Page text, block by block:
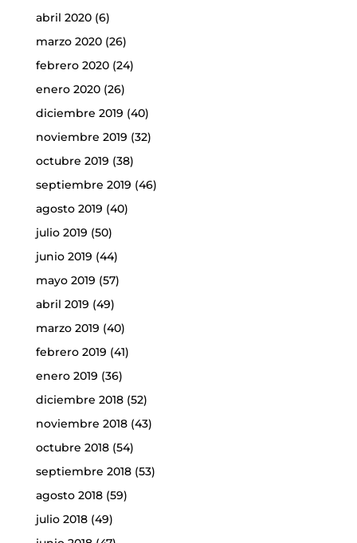
abril 2020(6)
marzo 2020(26)
febrero 2020(24)
enero 2020(26)
diciembre 2019 (40)
noviembre 2019 (32)
octubre 2019 (38)
septiembre 2019 (46)
agosto 2019 (40)
julio 2019 (50)
junio 2019 (44)
mayo 2019 (57)
abril 2019 (49)
marzo 2019 (40)
febrero 2019 (41)
enero 2019 (36)
diciembre 2018(52)
noviembre 2018(43)
octubre 2018(54)
septiembre 2018(53)
agosto 2018(59)
julio 2018(49)